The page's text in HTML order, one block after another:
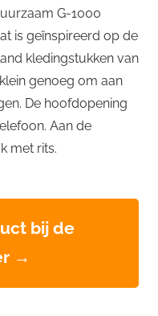
G-1000
is geïnspireerd op de
kledingstukken van
genoeg om aan
De hoofdopening
Aan de
met rits.
bij de
→